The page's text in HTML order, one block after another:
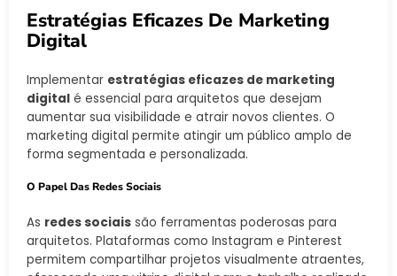
Estratégias Eficazes De Marketing
Digital
Implementar estratégias eficazes de marketing
digital é essencial para arquitetos que desejam
aumentar sua visibilidade e atrair novos clientes. O
marketing digital permite atingir um público amplo de
forma segmentada e personalizada.
O Papel Das Redes Sociais
As redes sociais são ferramentas poderosas para
arquitetos. Plataformas como Instagram e Pinterest
permitem compartilhar projetos visualmente atraentes,